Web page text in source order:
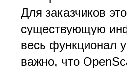
Для заказчиков
существующую
весь функционал
важно, что